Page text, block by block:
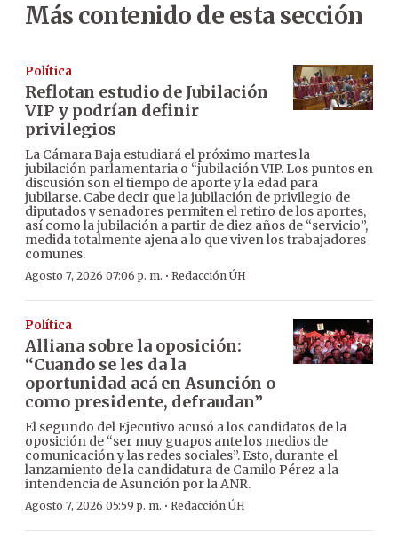
Más contenido de esta sección
Política
Reflotan estudio de Jubilación
VIP y podrían definir
privilegios
La Cámara Baja estudiará el próximo martes la
jubilación parlamentaria o “jubilación VIP. Los puntos en
discusión son el tiempo de aporte y la edad para
jubilarse. Cabe decir que la jubilación de privilegio de
diputados y senadores permiten el retiro de los aportes,
así como la jubilación a partir de diez años de “servicio”,
medida totalmente ajena a lo que viven los trabajadores
comunes.
Agosto 7, 2026 07:06 p. m. · Redacción ÚH
Política
Alliana sobre la oposición:
“Cuando se les da la
oportunidad acá en Asunción o
como presidente, defraudan”
El segundo del Ejecutivo acusó a los candidatos de la
oposición de “ser muy guapos ante los medios de
comunicación y las redes sociales”. Esto, durante el
lanzamiento de la candidatura de Camilo Pérez a la
intendencia de Asunción por la ANR.
Agosto 7, 2026 05:59 p. m. · Redacción ÚH